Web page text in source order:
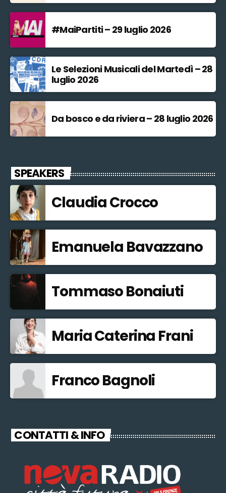
#MaiPartiti – 29 luglio 2026
Le Selezioni Musicali del Martedì – 28
luglio 2026
Da bosco e da riviera – 28 luglio 2026
SPEAKERS
Claudia Crocco
Emanuela Bavazzano
Tommaso Bonaiuti
Maria Caterina Frani
Franco Bagnoli
CONTATTI & INFO